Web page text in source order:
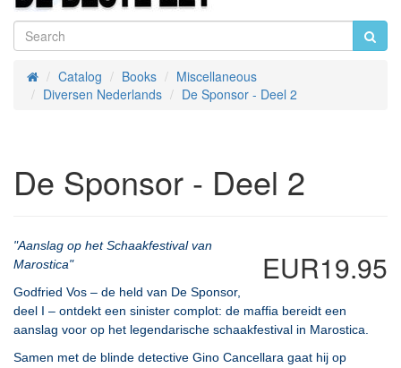
HomeCatalog Books
Miscellaneous
Diversen Nederlands
De Sponsor - Deel 2
De Sponsor - Deel 2
EUR19.95
"Aanslag op het Schaakfestival van
Marostica"
Godfried Vos – de held van De Sponsor,
deel I – ontdekt een sinister complot: de maffia bereidt een
aanslag voor op het legendarische schaakfestival in Marostica.
Samen met de blinde detective Gino Cancellara gaat hij op